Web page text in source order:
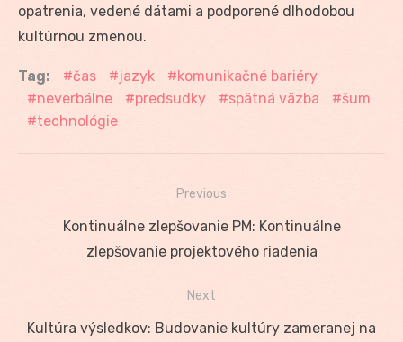
opatrenia, vedené dátami a podporené dlhodobou
kultúrnou zmenou.
Tag: čas jazyk
komunikačné bariéry
neverbálne
predsudky spätná väzba
šum
technológie
Navigácia
Previous
PreviousKontinuálne zlepšovanie PM: Kontinuálne
zlepšovanie projektového riadenia
Next
Next
Kultúra výsledkov: Budovanie kultúry zameranej na